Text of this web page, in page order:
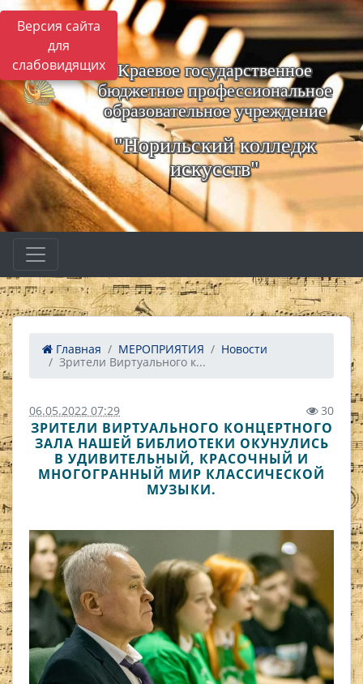
Версия сайта
для
слабовидящих
Краевое государственное
бюджетное профессиональное
образовательное учреждение
"Норильский колледж
искусств"
Главная МЕРОПРИЯТИЯ
Новости
Зрители Виртуального к...
06.05.2022 07:29 30
ЗРИТЕЛИ ВИРТУАЛЬНОГО КОНЦЕРТНОГО
ЗАЛА НАШЕЙ БИБЛИОТЕКИ ОКУНУЛИСЬ
В УДИВИТЕЛЬНЫЙ, КРАСОЧНЫЙ И
МНОГОГРАННЫЙ МИР КЛАССИЧЕСКОЙ
МУЗЫКИ.